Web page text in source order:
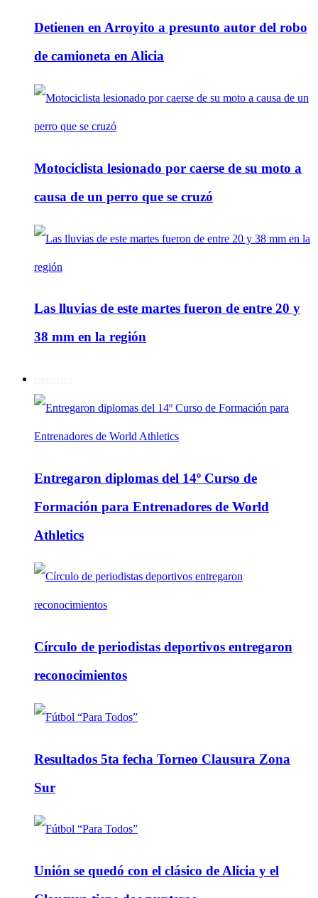
Detienen en Arroyito a presunto autor del robo
de camioneta en Alicia
Motociclista lesionado por caerse de su moto a
causa de un perro que se cruzó
Las lluvias de este martes fueron de entre 20 y
38 mm en la región
Entregaron diplomas del 14º Curso de
Formación para Entrenadores de World
Athletics
Círculo de periodistas deportivos entregaron
reconocimientos
Resultados 5ta fecha Torneo Clausura Zona
Sur
Unión se quedó con el clásico de Alicia y el